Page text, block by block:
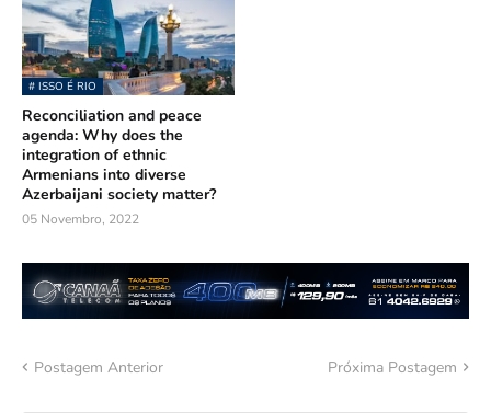
# ISSO É RIO
Reconciliation and peace
agenda: Why does the
integration of ethnic
Armenians into diverse
Azerbaijani society matter?
05 Novembro, 2022
Postagem Anterior Próxima Postagem